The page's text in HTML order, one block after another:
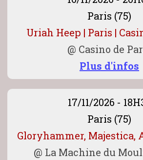
Paris (75)
Uriah Heep | Paris |
@ Casino de
Plus d'infos
17/11/2026 -
Paris (75)
Gloryhammer, Majestica,
@ La Machine du